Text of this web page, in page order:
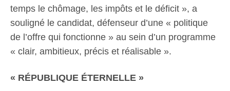
temps le chômage, les impôts et le déficit », a
souligné le candidat, défenseur d’une « politique
de l’offre qui fonctionne » au sein d’un programme
« clair, ambitieux, précis et réalisable ».
« RÉPUBLIQUE ÉTERNELLE »